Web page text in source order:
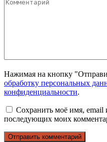
Нажимая на кнопку
обработку персональных
конфиденциальности.
Сохранить моё имя, email
последующих моих